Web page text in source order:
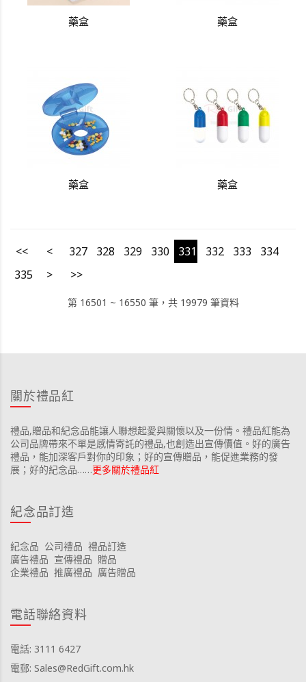
藥盒 藥盒
藥盒 藥盒
<< < 327 328 329 330 331 332 333
334
335
> >>
第 16501 ~ 16550 筆，共 19979 筆資料
關於禮品紅
禮品,贈品和紀念品能讓人聯想起愛與關懷以及一份情。禮品紅能為
公司品牌帶來不單是感情寄託的禮品,也創造出宣傳價值。好的廣告
禮品，能加深客戶對你的印象；好的宣傳贈品，能促進業務的發
展；好的紀念品……更多關於禮品紅
紀念品訂造
紀念品 公司禮品 禮品訂造
廣告禮品 宣傳禮品 贈品
企業禮品 推廣禮品 廣告贈品
電話聯絡資料
電話: 3111 6427
電郵: Sales@RedGift.com.hk